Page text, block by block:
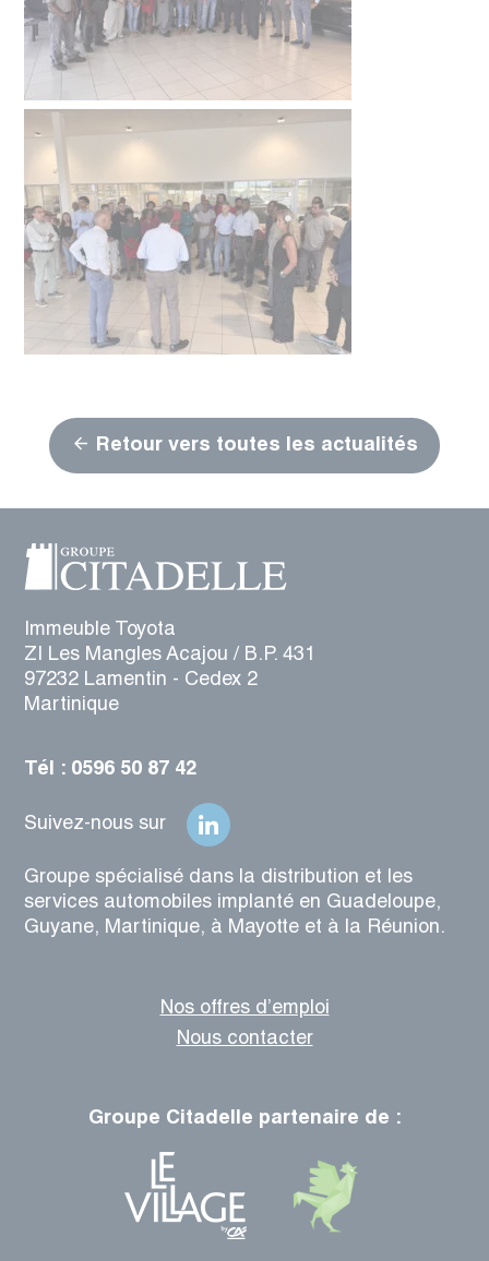
Retour vers toutes les actualités
Immeuble Toyota
ZI Les Mangles Acajou / B.P. 431
97232 Lamentin - Cedex 2
Martinique
Tél : 0596 50 87 42
Suivez-nous sur
Groupe spécialisé dans la distribution et les
services automobiles implanté en Guadeloupe,
Guyane, Martinique, à Mayotte et à la Réunion.
Nos offres d’emploi
Nous contacter
Groupe Citadelle partenaire de :